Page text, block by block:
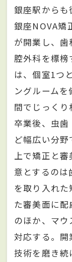
銀座駅から
銀座NOVA矯
が開業し、
腔外科を標
は、個室1つ
ングルーム
間でじっく
卒業後、虫
ど幅広い分
上で矯正と
意とするの
を取り入れ
た審美面に
のほか、マ
対応する。開
技術を磨き